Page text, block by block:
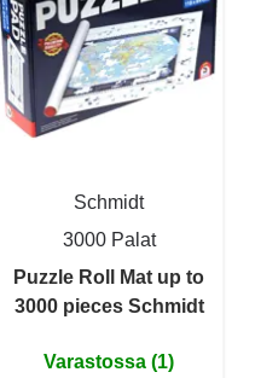
Schmidt
3000 Palat
Puzzle Roll Mat up to
3000 pieces Schmidt
Varastossa (1)